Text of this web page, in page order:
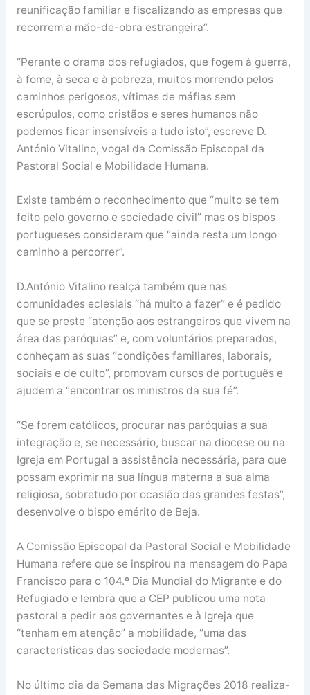
reunificação familiar e fiscalizando as empresas que
recorrem a mão-de-obra estrangeira”.
“Perante o drama dos refugiados, que fogem à guerra,
à fome, à seca e à pobreza, muitos morrendo pelos
caminhos perigosos, vítimas de máfias sem
escrúpulos, como cristãos e seres humanos não
podemos ficar insensíveis a tudo isto”, escreve D.
António Vitalino, vogal da Comissão Episcopal da
Pastoral Social e Mobilidade Humana.
Existe também o reconhecimento que “muito se tem
feito pelo governo e sociedade civil” mas os bispos
portugueses consideram que “ainda resta um longo
caminho a percorrer”.
D.António Vitalino realça também que nas
comunidades eclesiais “há muito a fazer” e é pedido
que se preste “atenção aos estrangeiros que vivem na
área das paróquias” e, com voluntários preparados,
conheçam as suas “condições familiares, laborais,
sociais e de culto”, promovam cursos de português e
ajudem a “encontrar os ministros da sua fé”.
“Se forem católicos, procurar nas paróquias a sua
integração e, se necessário, buscar na diocese ou na
Igreja em Portugal a assistência necessária, para que
possam exprimir na sua língua materna a sua alma
religiosa, sobretudo por ocasião das grandes festas”,
desenvolve o bispo emérito de Beja.
A Comissão Episcopal da Pastoral Social e Mobilidade
Humana refere que se inspirou na mensagem do Papa
Francisco para o 104.º Dia Mundial do Migrante e do
Refugiado e lembra que a CEP publicou uma nota
pastoral a pedir aos governantes e à Igreja que
“tenham em atenção” a mobilidade, “uma das
características das sociedade modernas”.
No último dia da Semana das Migrações 2018 realiza-